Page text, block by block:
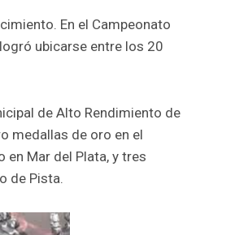
En el Campeonato
ubicarse entre los 20
de Alto Rendimiento de
medallas de oro en el
Mar del Plata, y tres
de Pista.